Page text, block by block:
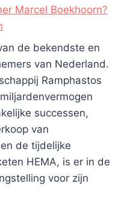
Marcel Boekhoorn?
de bekendste en
van Nederland.
Ramphastos
successen,
van
de tijdelijke
HEMA, is er in de
voor zijn